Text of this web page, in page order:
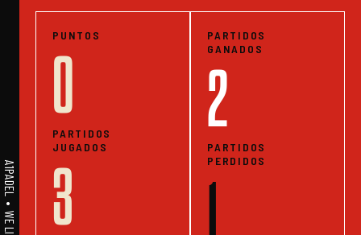
PUNTOS
0
PARTIDOS
JUGADOS
3
PARTIDOS
GANADOS
2
PARTIDOS
PERDIDOS
1